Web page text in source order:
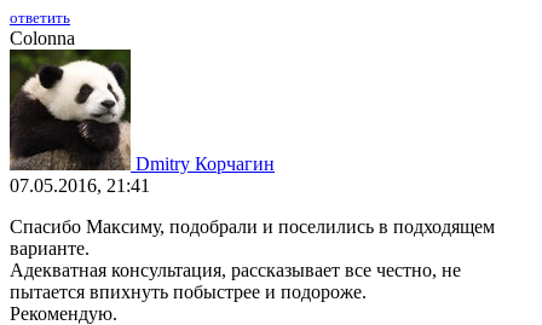
ответить
Colonna
Dmitry Корчагин
07.05.2016, 21:41
Спасибо Максиму, подобрали и поселились в подходящем
варианте.
Адекватная консультация, рассказывает все честно, не
пытается впихнуть побыстрее и подороже.
Рекомендую.